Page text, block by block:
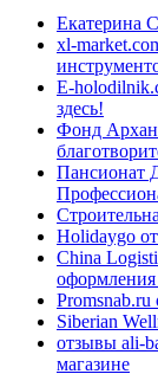
Екатерина
xl-
E-
здесь!
Фонд
Пансионат
Holidaygo
China
оформления
Siberian
отзывы ali-
магазине